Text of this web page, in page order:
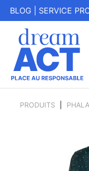
BLOG SERVICE
PRODUITS